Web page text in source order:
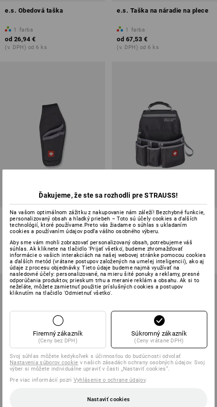
e.s. Obedová taška
1 farba
od 26,94 €
(v. DPH) od 6 ks
e.s. Taška na náradie na plece
1 farba
od 67,53 €
(v. DPH) od 6 ks
e.s. Vrecko na nôž
1 farba
od 9,72 €
(v. DPH) od 6 ks
e.s. Vrecko na náradie, 4
priečinky
1 farba
od 23,25 €
(v. DPH) od 6 ks
Ďakujeme, že ste sa rozhodli pre STRAUSS!
Na vašom optimálnom zážitku z nakupovanie nám záleží! Bezchybné funkcie,
personalizovaný obsah a hladký priebeh – Toto sú účely cookies a ďalších
technológií, ktoré používame.Preto vás žiadame o súhlas s ukladaním
cookies a používaním údajov podľa vášho osobného výberu.
Aby sme vám mohli zobrazovať personalizovaný obsah, potrebujeme váš
súhlas. Ak kliknete na tlačidlo 'Prijať všetko', budeme zhromažďovať
informácie o vašich interakciách na našej webovej stránke pomocou cookies
a ďalších metód (vrátane postupov založených na umelej inteligencii), ako aj
údaje z procesu objednávky. Tieto údaje budeme najmä využívať na
nasledovné účely: personalizované, na mieru šité ponuky a reklamy, presné
odporúčania produktov, prieskum trhu a meranie reklám a obsahu. Ak si to
neželáte, môžete zamietnuť použitie príslušných cookies a postupov
kliknutím na tlačidlo 'Odmietnuť všetko'.
Firemný zákazník
(Ceny bez DPH)
Súkromný zákazník
(Ceny vrátane DPH)
Svoj súhlas môžete kedykoľvek s účinnosťou do budúcnosti odvolať
Nastavenia súborov cookie v našich zásadách ochrany osobných údajov. Svoj
výber si môžete individuálne upraviť v časti „Nastaviť cookies“.
Pre viac informácií pozri Vyhlásenie o ochrane údajov.
Nastaviť cookies